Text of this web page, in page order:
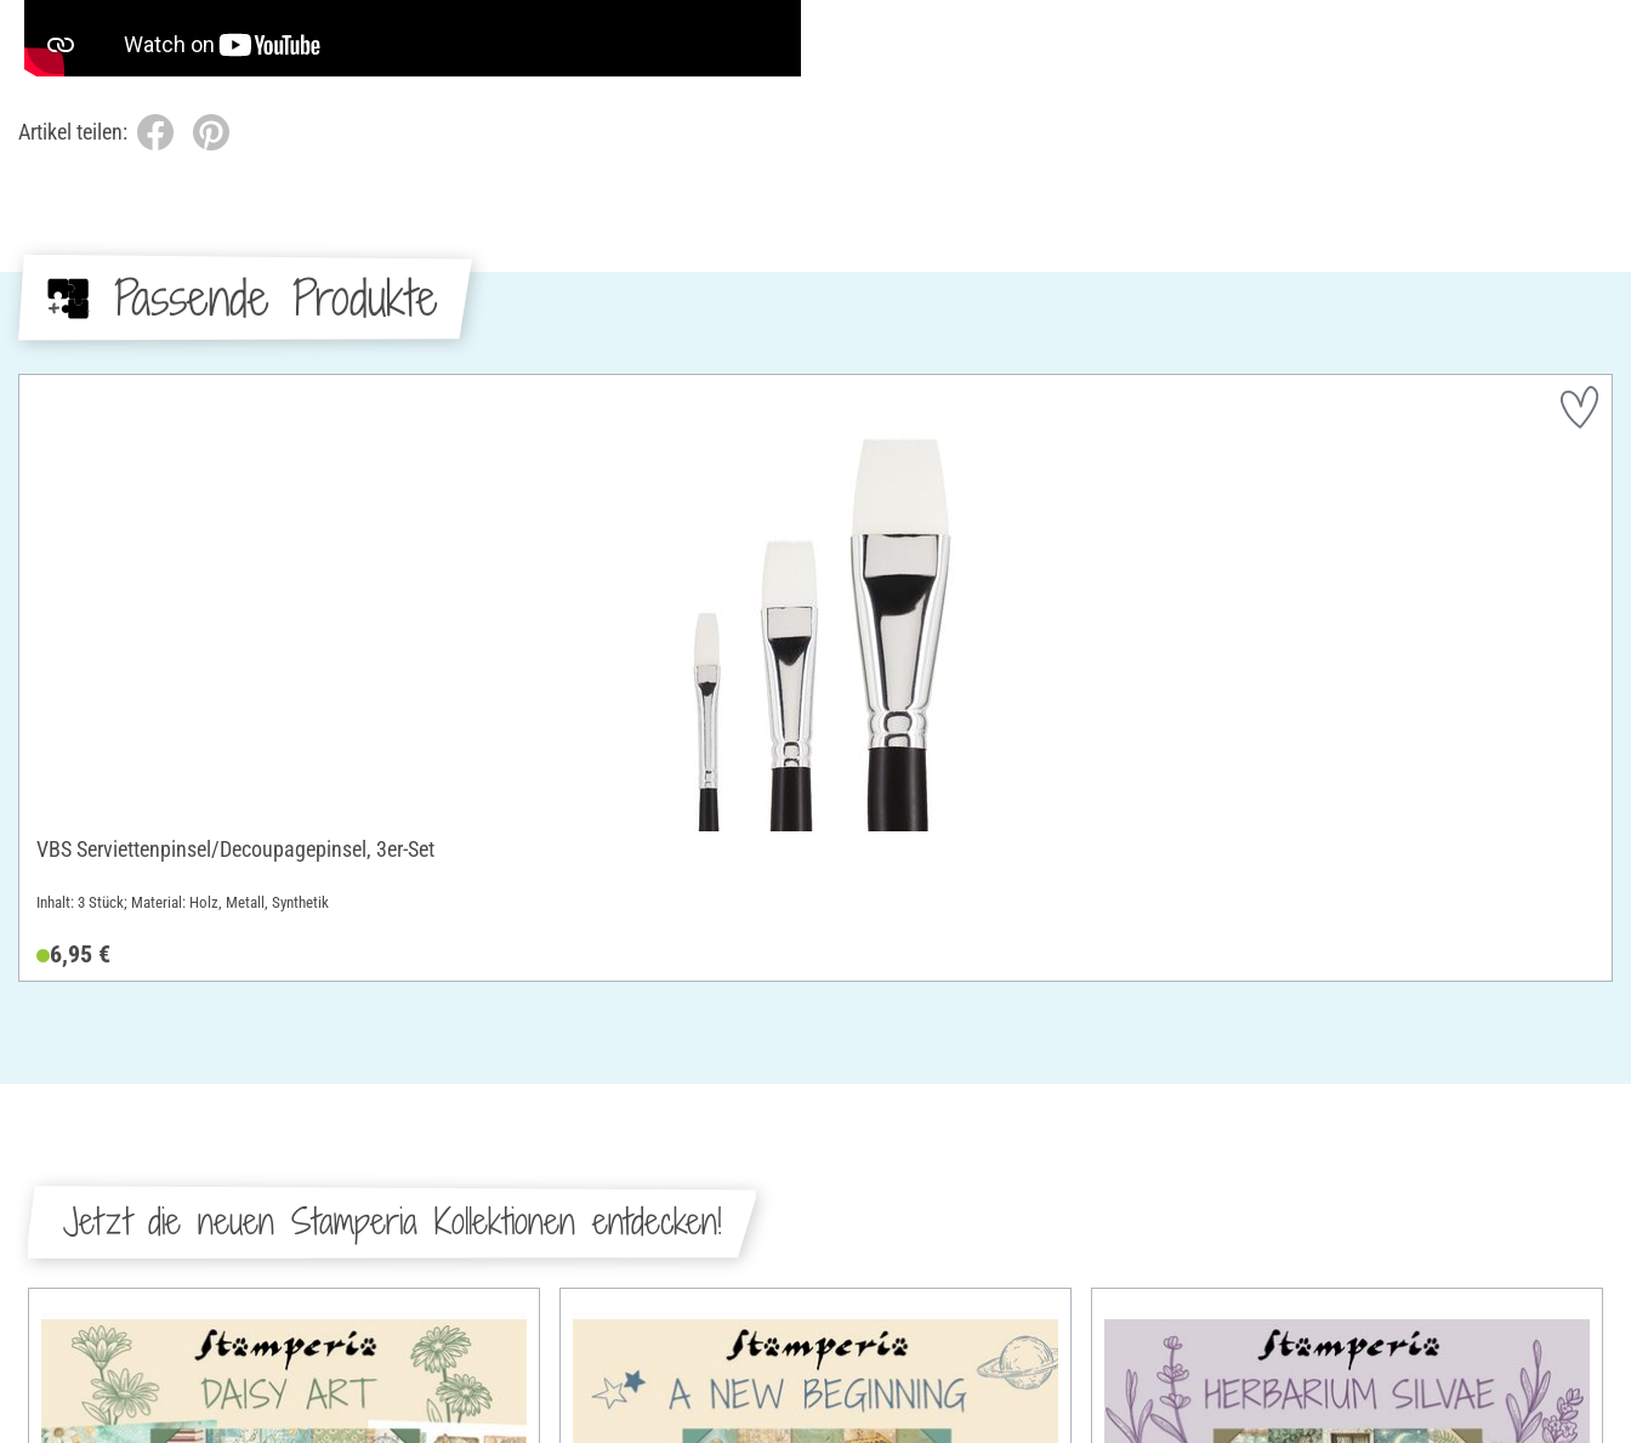
Artikel teilen:
Passende Produkte
VBS Serviettenpinsel/Decoupagepinsel, 3er-Set
Inhalt: 3 Stück; Material: Holz, Metall, Synthetik
6,95 €
Jetzt die neuen Stamperia Kollektionen entdecken!